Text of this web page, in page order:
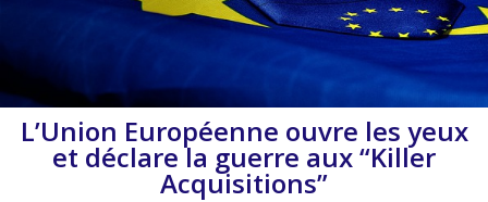
L’Union Européenne ouvre les yeux
et déclare la guerre aux “Killer
Acquisitions”